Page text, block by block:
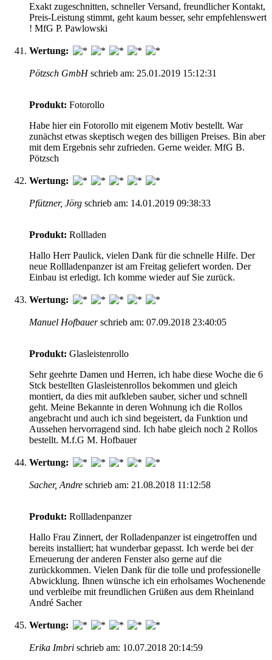
Exakt zugeschnitten, schneller Versand, freundlicher Kontakt,
Preis-Leistung stimmt, geht kaum besser, sehr empfehlenswert
! MfG P. Pawlowski
Wertung:
Pötzsch GmbHschrieb am: 25.01.2019 15:12:31
Produkt: Fotorollo
Habe hier ein Fotorollo mit eigenem Motiv bestellt. War
zunächst etwas skeptisch wegen des billigen Preises. Bin aber
mit dem Ergebnis sehr zufrieden. Gerne weider. MfG B.
Pötzsch
Wertung:
Pfützner, Jörg schrieb am: 14.01.2019 09:38:33
Produkt: Rollladen
Hallo Herr Paulick, vielen Dank für die schnelle Hilfe. Der
neue Rollladenpanzer ist am Freitag geliefert worden. Der
Einbau ist erledigt. Ich komme wieder auf Sie zurück.
Wertung:
Manuel Hofbauer schrieb am: 07.09.2018 23:40:05
Produkt: Glasleistenrollo
Sehr geehrte Damen und Herren, ich habe diese Woche die 6
Stck bestellten Glasleistenrollos bekommen und gleich
montiert, da dies mit aufkleben sauber, sicher und schnell
geht. Meine Bekannte in deren Wohnung ich die Rollos
angebracht und auch ich sind begeistert, da Funktion und
Aussehen hervorragend sind. Ich habe gleich noch 2 Rollos
bestellt. M.f.G M. Hofbauer
Wertung:
Sacher, Andre schrieb am: 21.08.2018 11:12:58
Produkt: Rollladenpanzer
Hallo Frau Zinnert, der Rolladenpanzer ist eingetroffen und
bereits installiert; hat wunderbar gepasst. Ich werde bei der
Erneuerung der anderen Fenster also gerne auf die
zurückkommen. Vielen Dank für die tolle und professionelle
Abwicklung. Ihnen wünsche ich ein erholsames Wochenende
und verbleibe mit freundlichen Grüßen aus dem Rheinland
André Sacher
Wertung:
Erika Imbri schrieb am: 10.07.2018 20:14:59